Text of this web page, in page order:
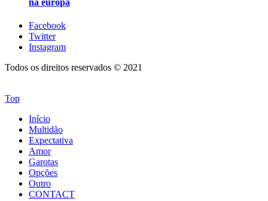
na europa
Facebook
Twitter
Instagram
Todos os direitos reservados © 2021
Top
Início
Multidão
Expectativa
Amor
Garotas
Opções
Outro
CONTACT